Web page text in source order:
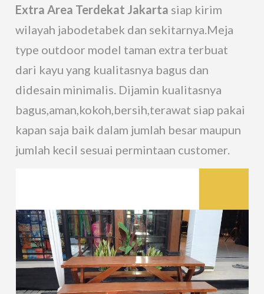
Extra Area Terdekat Jakarta siap kirim
wilayah jabodetabek dan sekitarnya.Meja
type outdoor model taman extra terbuat
dari kayu yang kualitasnya bagus dan
didesain minimalis. Dijamin kualitasnya
bagus,aman,kokoh,bersih,terawat siap pakai
kapan saja baik dalam jumlah besar maupun
jumlah kecil sesuai permintaan customer.